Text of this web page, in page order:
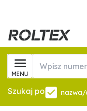
MENU
Szukaj po nazwa/